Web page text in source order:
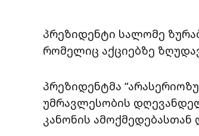
პრეზიდენტი სალომე
რომელიც აქციებზე
პრეზიდენტმა
უმრავლესობის
კანონის ამოქმედებასთან